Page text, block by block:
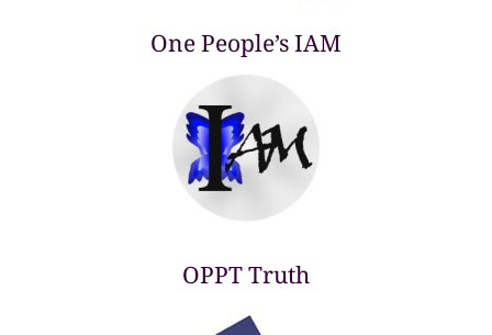
One People’s IAM
OPPT Truth